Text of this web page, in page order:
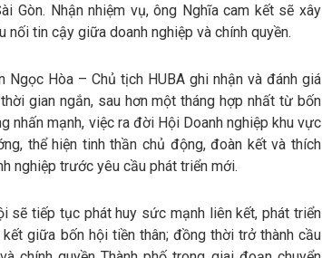
Gòn. Nhận nhiệm vụ, ông Nghĩa cam kết sẽ xây
nối tin cậy giữa doanh nghiệp và chính quyền.
Ngọc Hòa – Chủ tịch HUBA ghi nhận và đánh giá
gian ngắn, sau hơn một tháng hợp nhất từ bốn
nhấn mạnh, việc ra đời Hội Doanh nghiệp khu vực
thể hiện tinh thần chủ động, đoàn kết và thích
nghiệp trước yêu cầu phát triển mới.
sẽ tiếp tục phát huy sức mạnh liên kết, phát triển
giữa bốn hội tiền thân; đồng thời trở thành cầu